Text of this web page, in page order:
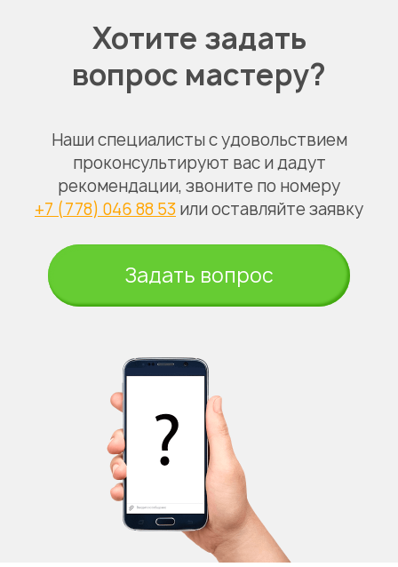
Хотите задать
вопрос мастеру?
Наши специалисты с удовольствием
проконсультируют вас и дадут
рекомендации, звоните по номеру
+7 (778) 046 88 53 или оставляйте заявку
Задать вопрос